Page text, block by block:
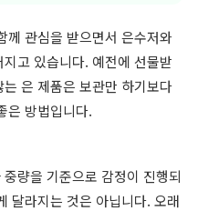
께 관심을 받으면서 은수저와
고 있습니다. 예전에 선물받
은 제품은 보관만 하기보다
은 방법입니다.
량을 기준으로 감정이 진행되
달라지는 것은 아닙니다. 오래